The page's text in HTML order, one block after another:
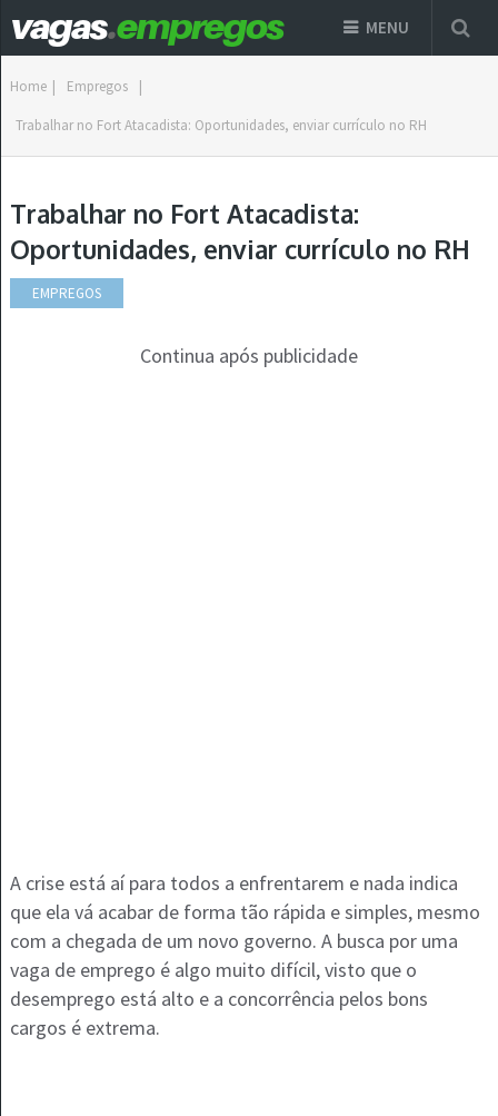
MENU
Home | Empregos |
Trabalhar no Fort Atacadista: Oportunidades, enviar currículo no RH
Trabalhar no Fort Atacadista:
Oportunidades, enviar currículo no RH
EMPREGOS
Continua após publicidade
A crise está aí para todos a enfrentarem e nada indica
que ela vá acabar de forma tão rápida e simples, mesmo
com a chegada de um novo governo. A busca por uma
vaga de emprego é algo muito difícil, visto que o
desemprego está alto e a concorrência pelos bons
cargos é extrema.